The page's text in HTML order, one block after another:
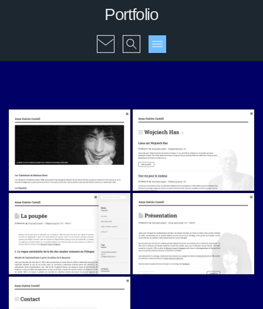
Portfolio
Anne Guérin-Castell (v2) Anne Guérin-Castell (v2)